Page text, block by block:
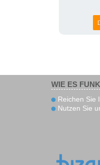
WIE ES
Reichen Sie
Nutzen Sie